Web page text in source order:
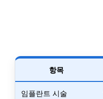
항목
임플란트 시술